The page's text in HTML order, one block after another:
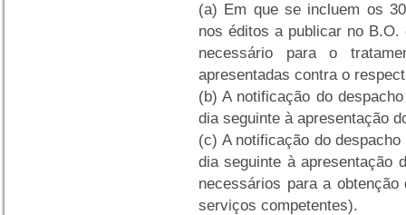
(a) Em que se incluem os
nos éditos a publicar no
necessário para o
apresentadas contra o
(b) A notificação do
dia seguinte à apresentação
(c) A notificação do
dia seguinte à apresentação
necessários para a
serviços competentes).